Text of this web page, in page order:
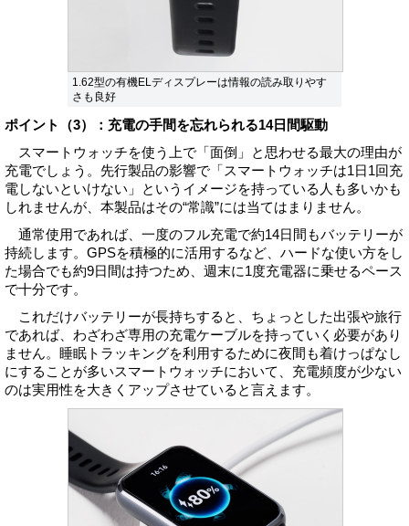
1.62型の有機ELディスプレーは情報の読み取りやす
さも良好
ポイント（3）：充電の手間を忘れられる14日間駆動
スマートウォッチを使う上で「面倒」と思わせる最大の理由が
充電でしょう。先行製品の影響で「スマートウォッチは1日1回充
電しないといけない」というイメージを持っている人も多いかも
しれませんが、本製品はその“常識”には当てはまりません。
通常使用であれば、一度のフル充電で約14日間もバッテリーが
持続します。GPSを積極的に活用するなど、ハードな使い方をし
た場合でも約9日間は持つため、週末に1度充電器に乗せるペース
で十分です。
これだけバッテリーが長持ちすると、ちょっとした出張や旅行
であれば、わざわざ専用の充電ケーブルを持っていく必要があり
ません。睡眠トラッキングを利用するために夜間も着けっぱなし
にすることが多いスマートウォッチにおいて、充電頻度が少ない
のは実用性を大きくアップさせていると言えます。